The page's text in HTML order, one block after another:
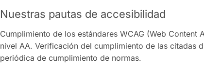
Nuestras pautas de accesibilidad
Cumplimiento de los estándares WCAG (Web
nivel AA. Verificación del cumplimiento de las citadas
periódica de cumplimiento de normas.